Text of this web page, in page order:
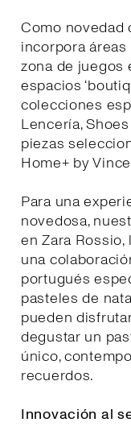
Como novedad
incorpora
zona de juegos
espacios
colecciones
Lencería,
piezas
Home+ by
Para una
novedosa,
en Zara Rossio,
una
portugués
pasteles de
pueden
degustar un
único,
recuerdos.
Innovación al